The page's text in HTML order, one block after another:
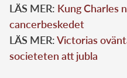
LÄS MER: Kung Charles
cancerbeskedet
LÄS MER:Victorias
societeten att jubla